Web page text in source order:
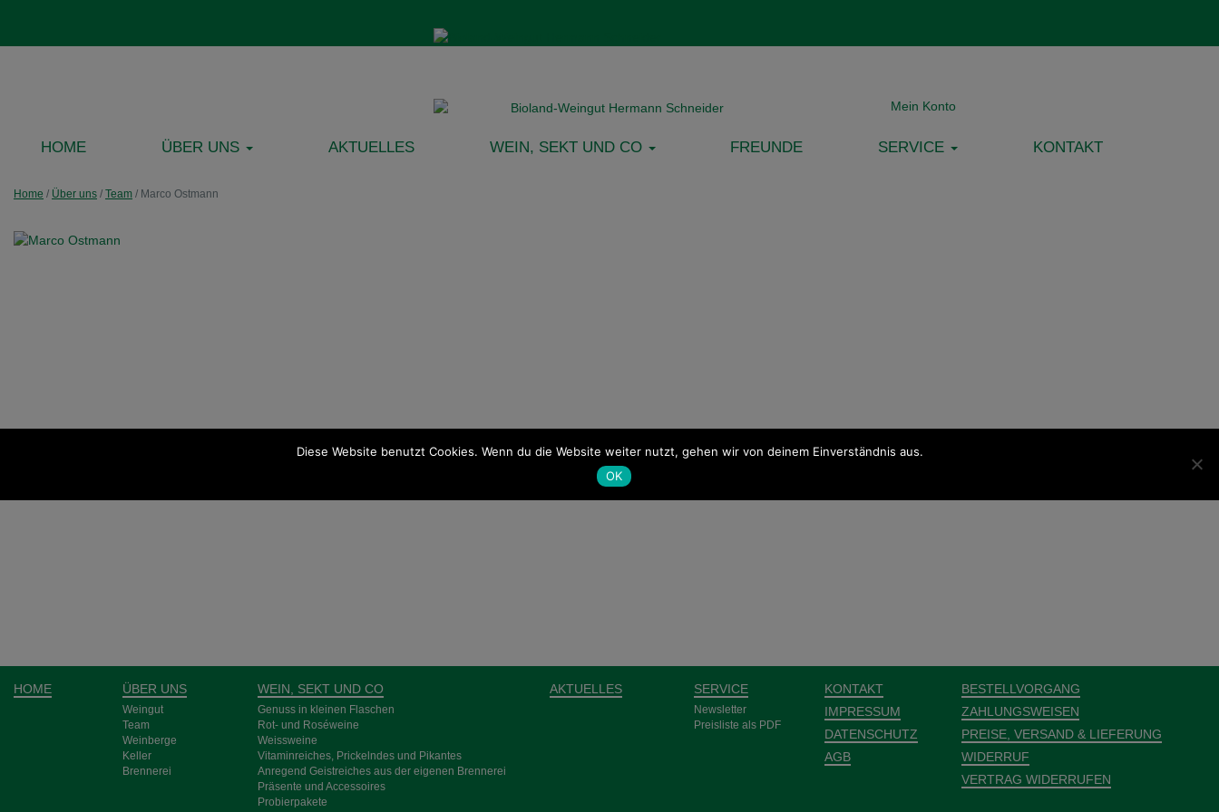
Mein Konto
HOME ÜBER UNS AKTUELLES WEIN, SEKT UND CO FREUNDE SERVICE KONTAKT
Home / Über uns / Team / Marco Ostmann
HOME ÜBER UNS
Weingut
Team
Weinberge
Keller
Brennerei
WEIN, SEKT UND CO
Genuss in kleinen Flaschen
Rot- und Rosé­weine
Weiss­weine
Vitamin­reiches, Pri­ckeln­des und Pikantes
Anre­gend Geist­­reich­es aus der eigenen Bren­nerei
Prä­sente und Acces­­soires
Probier­pakete
AKTUELLES SERVICE
Newsletter
Preisliste als PDF
KONTAKT
IMPRESSUM
DATENSCHUTZ
AGB
BESTELLVORGANG
ZAHLUNGSWEISEN
PREISE, VERSAND & LIEFERUNG
WIDERRUF
VERTRAG WIDERRUFEN
Diese Website benutzt Cookies. Wenn du die Website weiter nutzt, gehen wir von deinem Einverständnis aus.
OK